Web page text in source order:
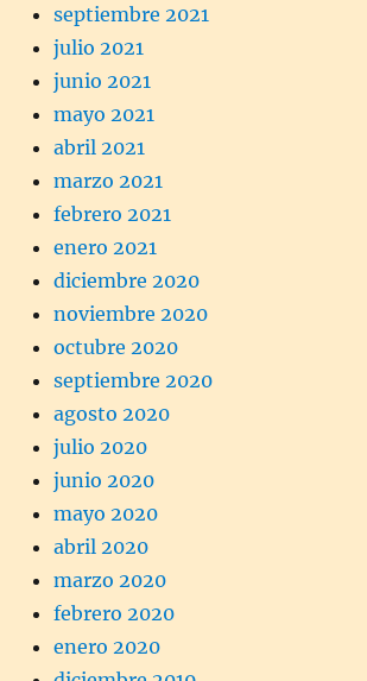
septiembre 2021
julio 2021
junio 2021
mayo 2021
abril 2021
marzo 2021
febrero 2021
enero 2021
diciembre 2020
noviembre 2020
octubre 2020
septiembre 2020
agosto 2020
julio 2020
junio 2020
mayo 2020
abril 2020
marzo 2020
febrero 2020
enero 2020